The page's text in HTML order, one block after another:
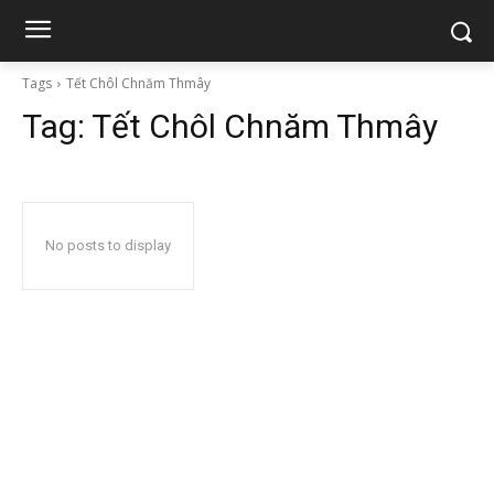
Tags Tết Chôl Chnăm Thmây
Tag: Tết Chôl Chnăm Thmây
No posts to display